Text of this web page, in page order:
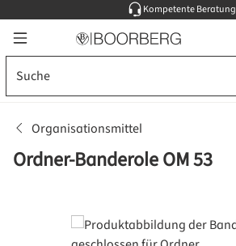
Zum Hauptinhalt springen
Kompetente Beratung
Organisationsmittel
Ordner-Banderole OM 53
Bildergalerie überspringen